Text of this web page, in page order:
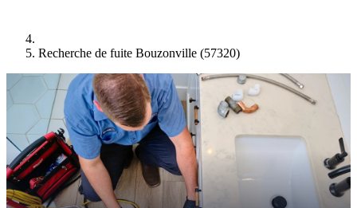
Recherche de fuite Bouzonville (57320)